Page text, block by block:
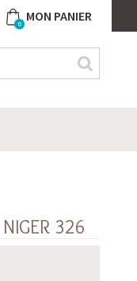
0 MON PANIER
326